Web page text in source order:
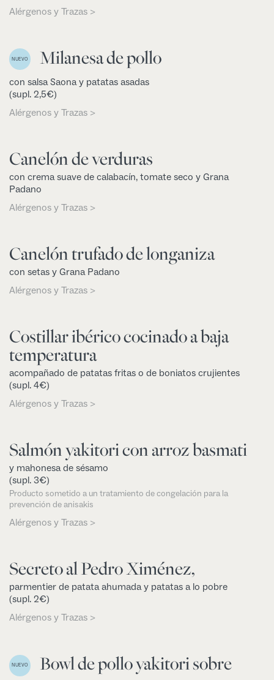
Alérgenos y Trazas >
NUEVO Milanesa de pollo
con salsa Saona y patatas asadas
(supl. 2,5€)
Alérgenos y Trazas >
Canelón de verduras
con crema suave de calabacín, tomate seco y Grana
Padano
Alérgenos y Trazas >
Canelón trufado de longaniza
con setas y Grana Padano
Alérgenos y Trazas >
Costillar ibérico cocinado a baja
temperatura
acompañado de patatas fritas o de boniatos crujientes
(supl. 4€)
Alérgenos y Trazas >
Salmón yakitori con arroz basmati
y mahonesa de sésamo
(supl. 3€)
Producto sometido a un tratamiento de congelación para la
prevención de anisakis
Alérgenos y Trazas >
Secreto al Pedro Ximénez,
parmentier de patata ahumada y patatas a lo pobre
(supl. 2€)
Alérgenos y Trazas >
NUEVO
Bowl de pollo yakitori sobre